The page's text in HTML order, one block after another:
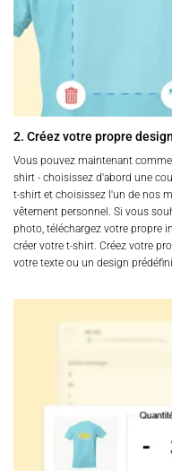
2. Créez votre propre design
Vous pouvez maintenant
shirt - choisissez d'abord une
t-shirt et choisissez l'un de nos
vêtement personnel. Si vous
photo, téléchargez votre propre
créer votre t-shirt. Créez votre
votre texte ou un design prédéfini.